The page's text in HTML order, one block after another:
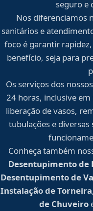
seguro e
Nos diferenciamos
sanitários e
foco é garantir
benefício, seja para
Os serviços dos nossos
24 horas, inclusive
liberação de vasos,
tubulações e
Conheça também
Desentupimento de
Desentupimento de
Instalação de Torneira,
de Chuveiro